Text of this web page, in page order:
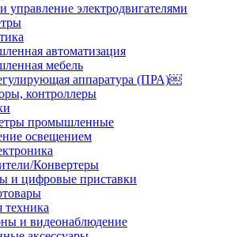
управление электродвигателями
автоматизация
мебель
аппаратура (ПРА)￼
контроллеры
промышленные
освещением
Конвертеры
и цифровые приставки
техника
и видеонаблюдение